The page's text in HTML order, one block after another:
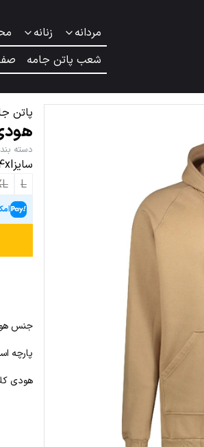
مردانه زنانه
شعب پاتن جامه
پاتن
دسته
سایز4xl
L
جنس
پارچه
هودی